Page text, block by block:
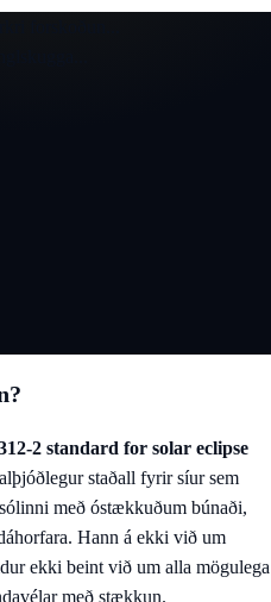
2 standard for solar eclipse
staðall fyrir síur sem
með óstækkuðum búnaði,
Hann á ekki við um
ekki beint við um alla mögulega
með stækkun.